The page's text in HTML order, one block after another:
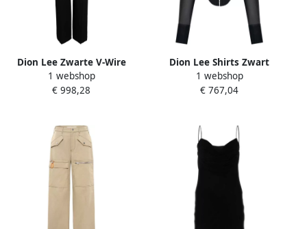
Dion Lee Zwarte V-Wire
Straight-Leg Broek Black
Dames
1 webshop
€ 998,28
Dion Lee Shirts Zwart
Dames
1 webshop
€ 767,04